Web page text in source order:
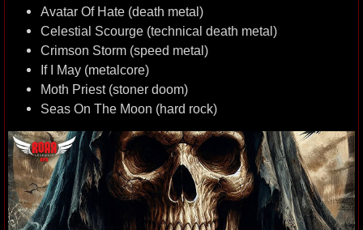
Avatar Of Hate (death metal)
Celestial Scourge (technical death metal)
Crimson Storm (speed metal)
If I May (metalcore)
Moth Priest (stoner doom)
Seas On The Moon (hard rock)